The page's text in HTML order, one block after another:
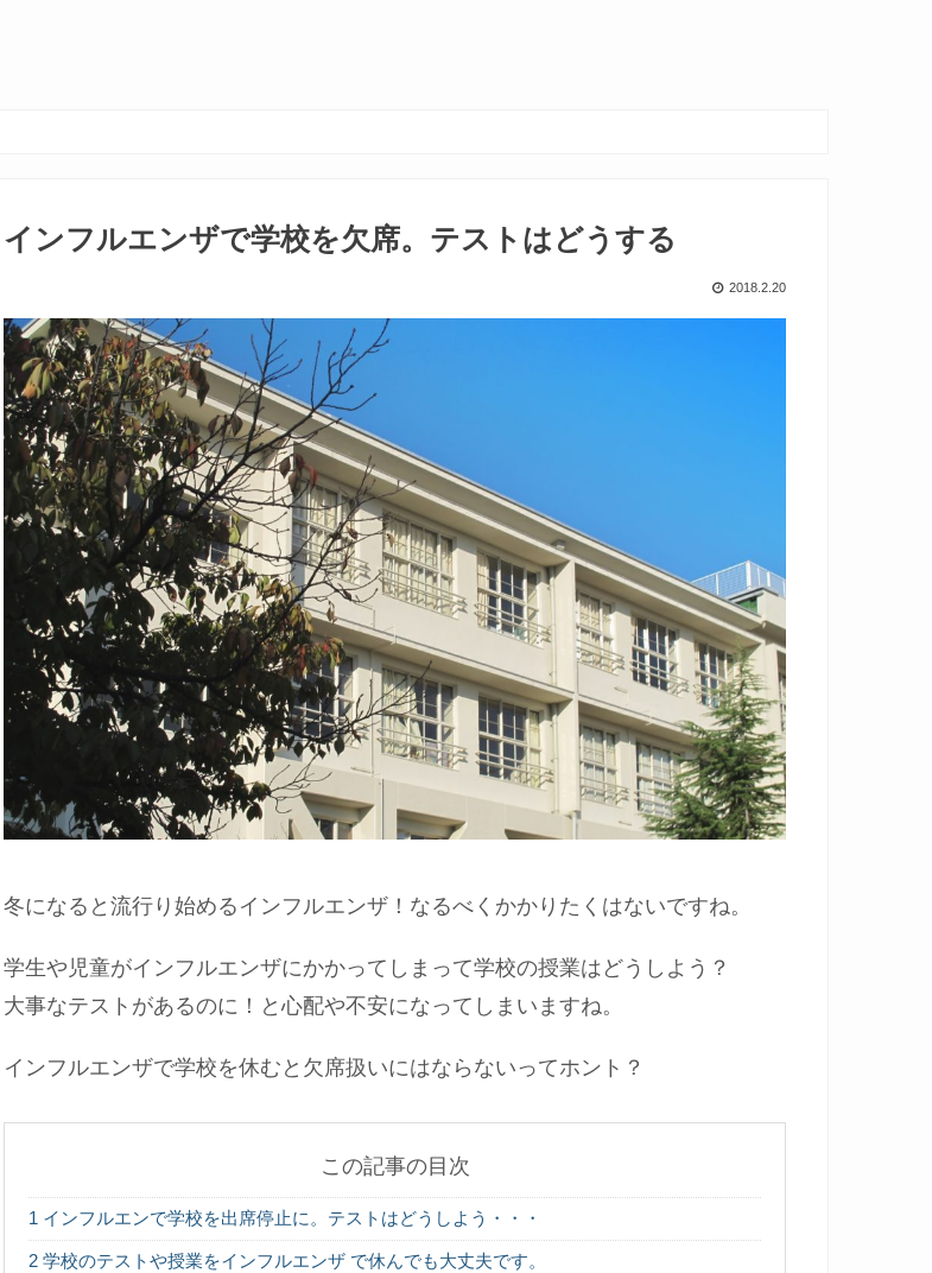
インフルエンザで学校を欠席。テストはどうする
2018.2.20
冬になると流行り始めるインフルエンザ！なるべくかかりたくはないですね。
学生や児童がインフルエンザにかかってしまって学校の授業はどうしよう？
大事なテストがあるのに！と心配や不安になってしまいますね。
インフルエンザで学校を休むと欠席扱いにはならないってホント？
この記事の目次
1 インフルエンで学校を出席停止に。テストはどうしよう・・・
2 学校のテストや授業をインフルエンザ で休んでも大丈夫です。